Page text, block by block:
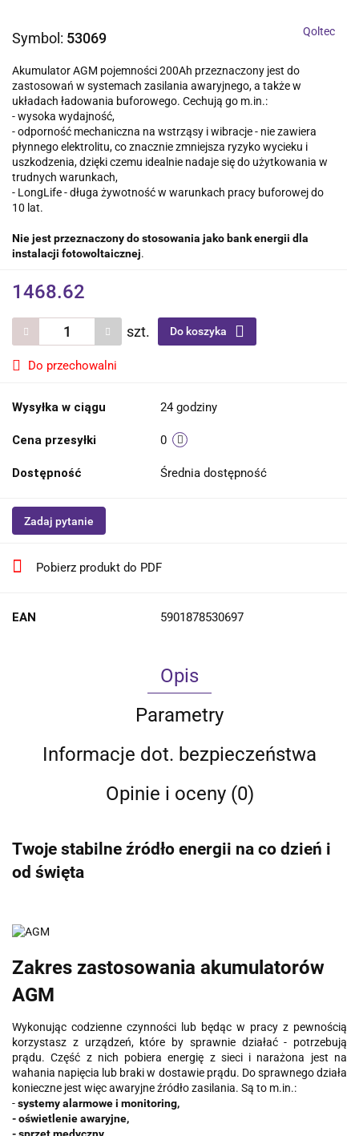
Symbol: 53069 Qoltec
Akumulator AGM pojemności 200Ah przeznaczony jest do
zastosowań w systemach zasilania awaryjnego, a także w
układach ładowania buforowego. Cechują go m.in.:
- wysoka wydajność,
- odporność mechaniczna na wstrząsy i wibracje - nie zawiera
płynnego elektrolitu, co znacznie zmniejsza ryzyko wycieku i
uszkodzenia, dzięki czemu idealnie nadaje się do użytkowania w
trudnych warunkach,
- LongLife - długa żywotność w warunkach pracy buforowej do
10 lat.
Nie jest przeznaczony do stosowania jako bank energii dla
instalacji fotowoltaicznej.
1468.62
szt. Do koszyka
Do przechowalni
Wysyłka w ciągu 24 godziny
Cena przesyłki 0
Dostępność Średnia dostępność
Zadaj pytanie
Pobierz produkt do PDF
EAN 5901878530697
Opis
Parametry
Informacje dot. bezpieczeństwa
Opinie i oceny (0)
Twoje stabilne źródło energii na co dzień i
od święta
Zakres zastosowania akumulatorów
AGM
Wykonując codzienne czynności lub będąc w pracy z pewnością
korzystasz z urządzeń, które by sprawnie działać - potrzebują
prądu. Część z nich pobiera energię z sieci i narażona jest na
wahania napięcia lub braki w dostawie prądu. Do sprawnego działa
konieczne jest więc awaryjne źródło zasilania. Są to m.in.:
-systemy alarmowe i monitoring,
- oświetlenie awaryjne,